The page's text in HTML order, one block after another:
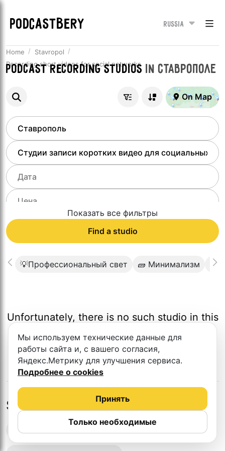
PODCASTBERY Russia
Home
Stavropol
Recording short videos for social networks
Podcast recording studios inСтаврополе
On Map
Показать все фильтры
Find a studio
💡Профессиональный свет 🧱 Минимализм ⬜️
Unfortunately, there is no such studio in this
Studios in nearby cities
Podcast recording studios
Мы используем технические данные для
работы сайта и, с вашего согласия,
Яндекс.Метрику для улучшения сервиса.
Подробнее о cookies
Только необходимые
Принять